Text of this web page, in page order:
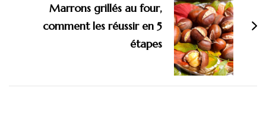
Marrons grillés au four,
comment les réussir en 5
étapes